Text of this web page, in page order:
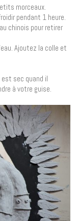
morceaux.
pendant 1 heure.
chinois pour retirer
Ajoutez la colle et
est sec quand il
à votre guise.